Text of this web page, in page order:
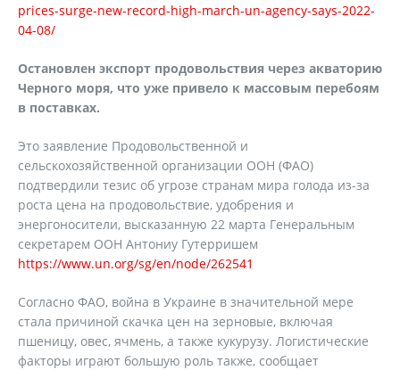
prices-surge-new-record-high-march-un-agency-says-2022-
04-08/
Остановлен экспорт продовольствия через акваторию
Черного моря, что уже привело к массовым перебоям
в поставках.
Это заявление Продовольственной и
сельскохозяйственной организации ООН (ФАО)
подтвердили тезис об угрозе странам мира голода из-за
роста цена на продовольствие, удобрения и
энергоносители, высказанную 22 марта Генеральным
секретарем ООН Антониу Гутерришем
https://www.un.org/sg/en/node/262541
Согласно ФАО, война в Украине в значительной мере
стала причиной скачка цен на зерновые, включая
пшеницу, овес, ячмень, а также кукурузу. Логистические
факторы играют большую роль также, сообщает